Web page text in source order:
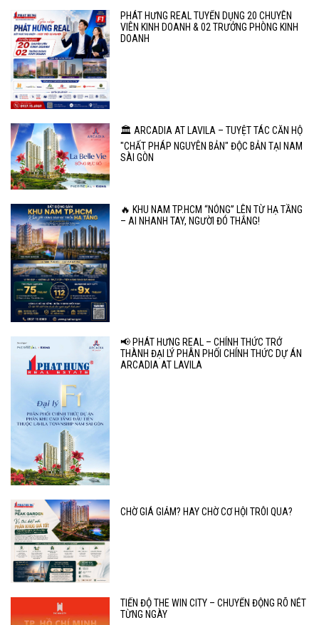
PHÁT HƯNG REAL TUYỂN DỤNG 20 CHUYÊN
VIÊN KINH DOANH & 02 TRƯỞNG PHÒNG KINH
DOANH
🏛️ ARCADIA AT LAVILA – TUYỆT TÁC CĂN HỘ
"CHẤT PHÁP NGUYÊN BẢN" ĐỘC BẢN TẠI NAM
SÀI GÒN
🔥 KHU NAM TP.HCM “NÓNG” LÊN TỪ HẠ TẦNG
– AI NHANH TAY, NGƯỜI ĐÓ THẮNG!
📢 PHÁT HƯNG REAL – CHÍNH THỨC TRỞ
THÀNH ĐẠI LÝ PHÂN PHỐI CHÍNH THỨC DỰ ÁN
ARCADIA AT LAVILA
CHỜ GIÁ GIẢM? HAY CHỜ CƠ HỘI TRÔI QUA?
TIẾN ĐỘ THE WIN CITY – CHUYỂN ĐỘNG RÕ NÉT
TỪNG NGÀY